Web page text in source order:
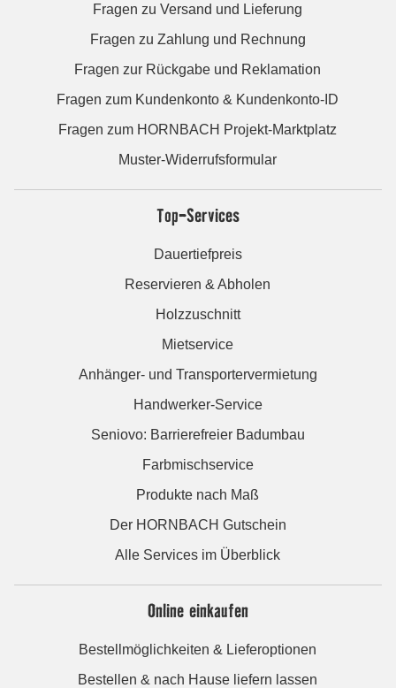
Fragen zu Versand und Lieferung
Fragen zu Zahlung und Rechnung
Fragen zur Rückgabe und Reklamation
Fragen zum Kundenkonto & Kundenkonto-ID
Fragen zum HORNBACH Projekt-Marktplatz
Muster-Widerrufsformular
Top-Services
Dauertiefpreis
Reservieren & Abholen
Holzzuschnitt
Mietservice
Anhänger- und Transportervermietung
Handwerker-Service
Seniovo: Barrierefreier Badumbau
Farbmischservice
Produkte nach Maß
Der HORNBACH Gutschein
Alle Services im Überblick
Online einkaufen
Bestellmöglichkeiten & Lieferoptionen
Bestellen & nach Hause liefern lassen